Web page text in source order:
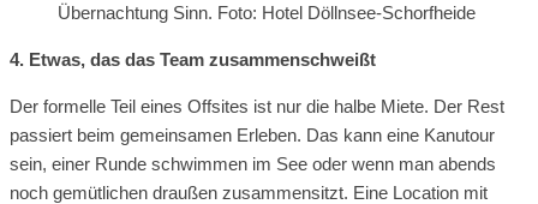
Übernachtung Sinn. Foto: Hotel Döllnsee-Schorfheide
4. Etwas, das das Team zusammenschweißt
Der formelle Teil eines Offsites ist nur die halbe Miete. Der Rest
passiert beim gemeinsamen Erleben. Das kann eine Kanutour
sein, einer Runde schwimmen im See oder wenn man abends
noch gemütlichen draußen zusammensitzt. Eine Location mit